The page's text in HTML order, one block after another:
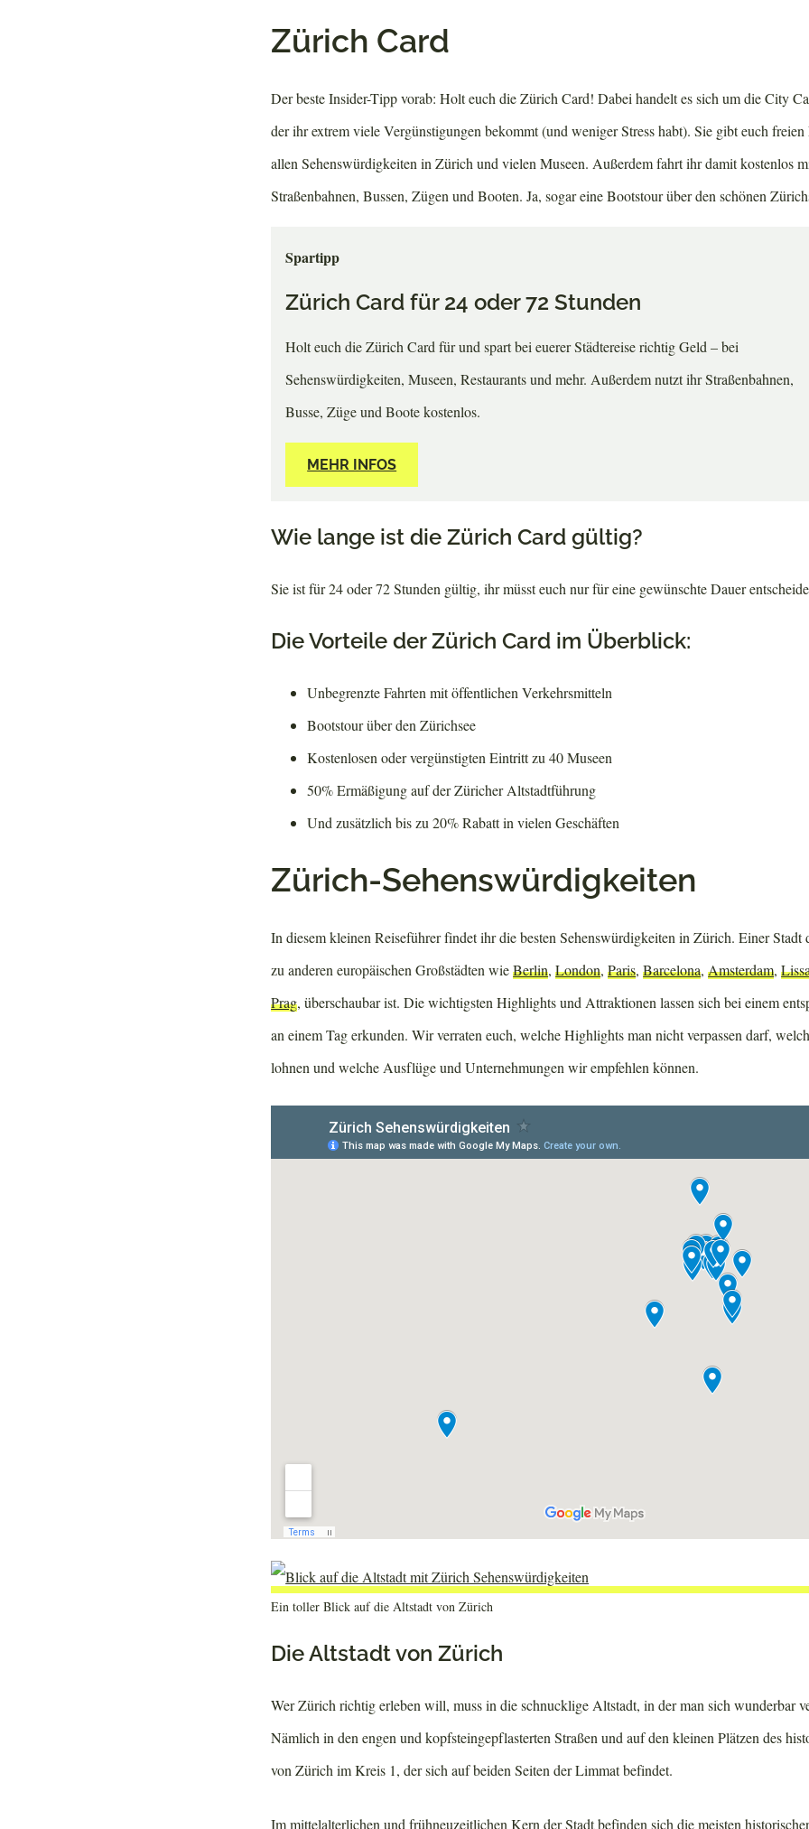
Zürich Card
Der beste Insider-Tipp vorab: Holt euch die Zürich Card! Dabei handelt es sich um die City
der ihr extrem viele Vergünstigungen bekommt (und weniger Stress habt). Sie gibt euch
allen Sehenswürdigkeiten in Zürich und vielen Museen. Außerdem fahrt ihr damit kostenlos
Straßenbahnen, Bussen, Zügen und Booten. Ja, sogar eine Bootstour über den schönen
Spartipp
Zürich Card für 24 oder 72 Stunden
Holt euch die Zürich Card für und spart bei euerer Städtereise richtig Geld – bei
Sehenswürdigkeiten, Museen, Restaurants und mehr. Außerdem nutzt ihr Straßenbahnen,
Busse, Züge und Boote kostenlos.
MEHR INFOS
Wie lange ist die Zürich Card gültig?
Sie ist für 24 oder 72 Stunden gültig, ihr müsst euch nur für eine gewünschte Dauer
Die Vorteile der Zürich Card im Überblick:
Unbegrenzte Fahrten mit öffentlichen Verkehrsmitteln
Bootstour über den Zürichsee
Kostenlosen oder vergünstigten Eintritt zu 40 Museen
50% Ermäßigung auf der Züricher Altstadtführung
Und zusätzlich bis zu 20% Rabatt in vielen Geschäften
Zürich-Sehenswürdigkeiten
In diesem kleinen Reiseführer findet ihr die besten Sehenswürdigkeiten in Zürich. Einer Stadt
zu anderen europäischen Großstädten wieBerlin,London,Paris,Barcelona,Amsterdam,
Prag, überschaubar ist. Die wichtigsten Highlights und Attraktionen lassen sich bei einem
an einem Tag erkunden. Wir verraten euch, welche Highlights man nicht verpassen darf,
lohnen und welche Ausflüge und Unternehmungen wir empfehlen können.
Ein toller Blick auf die Altstadt von Zürich
Die Altstadt von Zürich
Wer Zürich richtig erleben will, muss in die schnucklige Altstadt, in der man sich wunderbar
Nämlich in den engen und kopfsteingepflasterten Straßen und auf den kleinen Plätzen des
von Zürich im Kreis 1, der sich auf beiden Seiten der Limmat befindet.
Im mittelalterlichen und frühneuzeitlichen Kern der Stadt befinden sich die meisten